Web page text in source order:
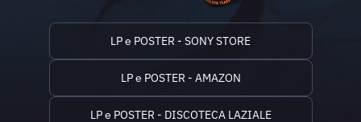
LP e POSTER - SONY STORE
LP e POSTER - AMAZON
LP e POSTER - DISCOTECA LAZIALE